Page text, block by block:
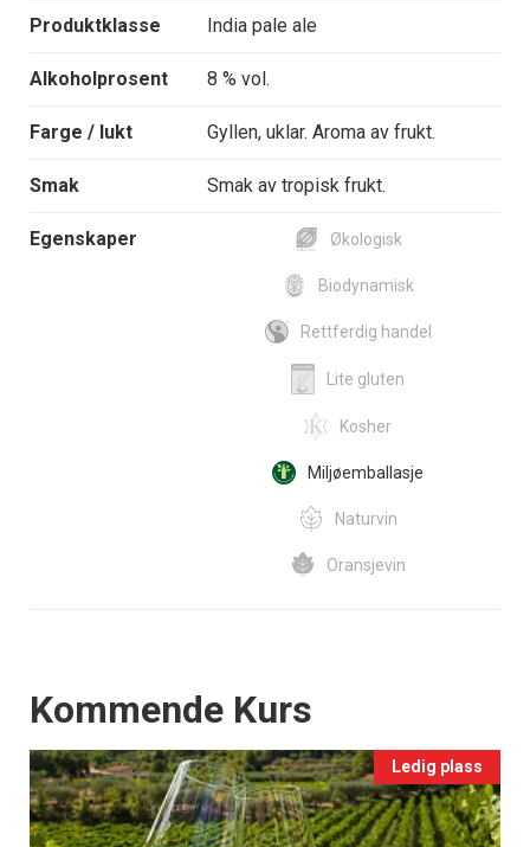
Produktklasse India pale ale
Alkoholprosent 8 % vol.
Farge / lukt Gyllen, uklar. Aroma av frukt.
Smak Smak av tropisk frukt.
Egenskaper Økologisk
Biodynamisk
Rettferdig handel
Lite gluten
Kosher
Miljøemballasje
Naturvin
Oransjevin
Events
Kommende Kurs
Ledig plass